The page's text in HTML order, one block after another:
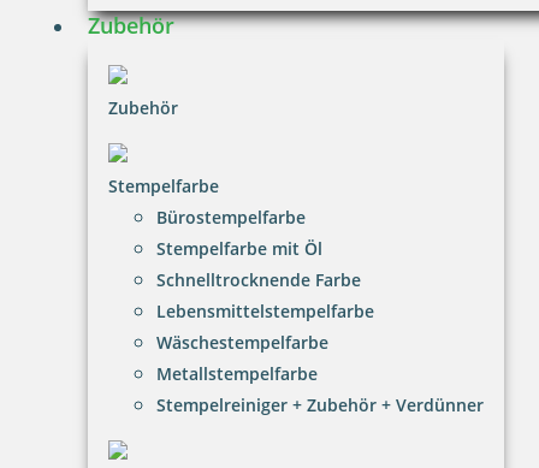
Zubehör
Zubehör
Stempelfarbe
Bürostempelfarbe
Stempelfarbe mit Öl
Schnelltrocknende Farbe
Lebensmittelstempelfarbe
Wäschestempelfarbe
Metallstempelfarbe
Stempelreiniger + Zubehör + Verdünner
inkl. 20.00 % Mwst.
trodat edy FIX - Motivationsstempel Spitze! - Printy 4922